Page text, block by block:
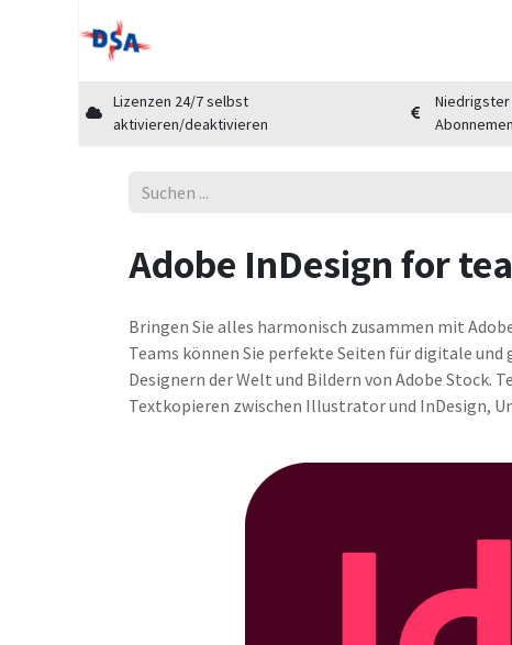
Lizenzen 24/7 selbst
aktivieren/deaktivieren
Adobe InDesign for
Bringen Sie alles harmonisch zusammen mit
Teams können Sie perfekte Seiten für digitale
Designern der Welt und Bildern von Adobe Stock.
Textkopieren zwischen Illustrator und InDesign,